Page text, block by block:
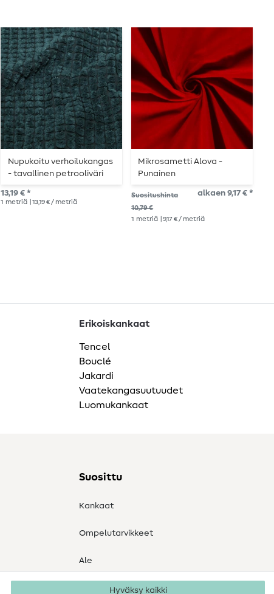
Nupukoitu verhoilukangas
- tavallinen petrooliväri
13,19 € *
1 metriä | 13,19 € / metriä
Mikrosametti Alova -
Punainen
Suositushinta
10,79 €
alkaen 9,17 € *
1 metriä | 9,17 € / metriä
Erikoiskankaat
Tencel
Bouclé
Jakardi
Vaatekangasuutuudet
Luomukankaat
Suosittu
Kankaat
Ompelutarvikkeet
Ale
Hyväksy kaikki